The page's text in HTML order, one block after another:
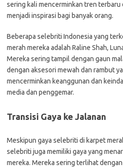
sering kali mencerminkan tren terbaru
menjadi inspirasi bagi banyak orang.
Beberapa selebriti Indonesia yang
merah mereka adalah Raline Shah,
Mereka sering tampil dengan gaun
dengan aksesori mewah dan rambut
mencerminkan keanggunan dan
media dan penggemar.
Transisi Gaya ke Jalanan
Meskipun gaya selebriti di karpet
selebriti juga memiliki gaya yang
mereka. Mereka sering terlihat